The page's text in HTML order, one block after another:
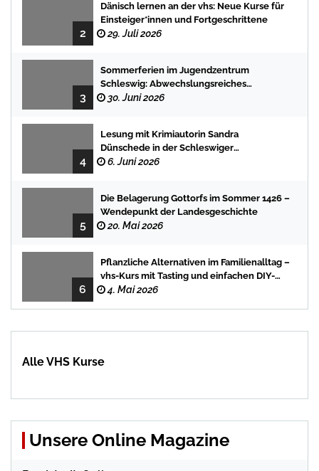
2
Dänisch lernen an der vhs: Neue Kurse für
Einsteiger*innen und Fortgeschrittene
29. Juli 2026
3
Sommerferien im Jugendzentrum
Schleswig: Abwechslungsreiches
Programm für Kinder und Jugendliche
30. Juni 2026
4
Lesung mit Krimiautorin Sandra
Dünschede in der Schleswiger
Stadtbücherei
6. Juni 2026
5
Die Belagerung Gottorfs im Sommer 1426 –
Wendepunkt der Landesgeschichte
20. Mai 2026
6
Pflanzliche Alternativen im Familienalltag –
vhs-Kurs mit Tasting und einfachen DIY-
Rezepten
4. Mai 2026
Alle VHS Kurse
Unsere Online Magazine